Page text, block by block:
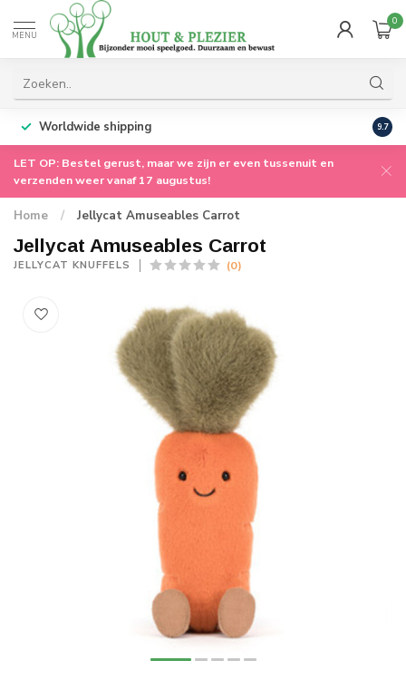
MENU
0
Worldwide shipping 9.7
LET OP: Bestel gerust, maar we zijn er even tussenuit en
verzenden weer vanaf 17 augustus!
Home / Jellycat Amuseables Carrot
Jellycat Amuseables Carrot
JELLYCAT KNUFFELS (0)